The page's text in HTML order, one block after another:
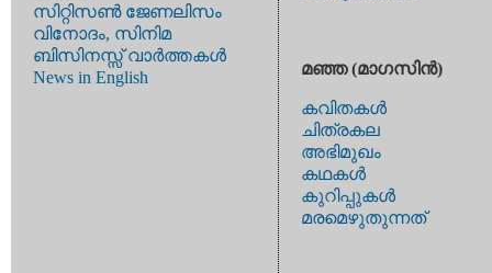
സിറ്റിസണ്‍ ജേണലിസം
വിനോദം, സിനിമ
ബിസിനസ്സ് വാര്‍ത്തകള്‍
News in English
മഞ്ഞ (മാഗസിന്‍)
കവിതകള്‍
ചിത്രകല
അഭിമുഖം
കഥകള്‍
കുറിപ്പുകള്‍
മരമെഴുതുന്നത്